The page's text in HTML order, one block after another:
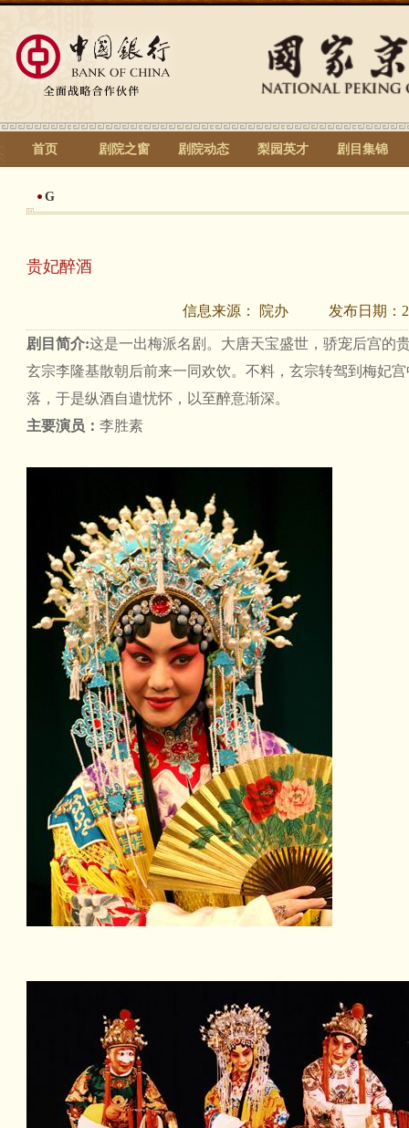
首页 剧院之窗 剧院动态 梨园英才 剧目集锦
G
贵妃醉酒
信息来源： 院办 发布日期：
剧目简介:这是一出梅派名剧。大唐天宝盛世，骄宠后宫的
玄宗李隆基散朝后前来一同欢饮。不料，玄宗转驾到梅妃
落，于是纵酒自遣忧怀，以至醉意渐深。
主要演员： 李胜素